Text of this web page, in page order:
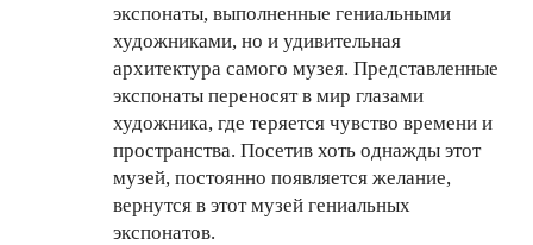
экспонаты, выполненные гениальными
художниками, но и удивительная
архитектура самого музея. Представленные
экспонаты переносят в мир глазами
художника, где теряется чувство времени и
пространства. Посетив хоть однажды этот
музей, постоянно появляется желание,
вернутся в этот музей гениальных
экспонатов.